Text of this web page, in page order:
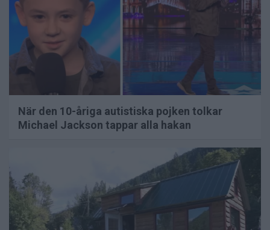
När den 10-åriga autistiska pojken tolkar
Michael Jackson tappar alla hakan